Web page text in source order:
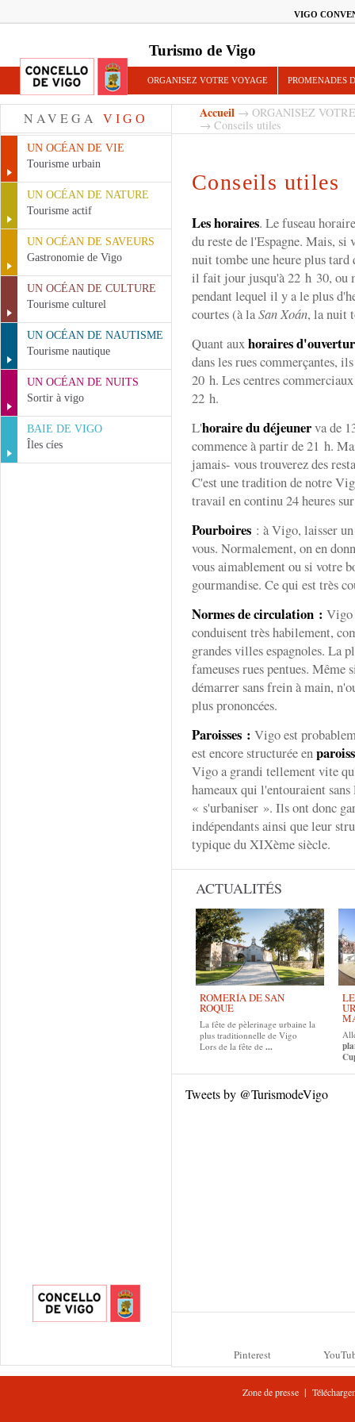
VIGO
Turismo de Vigo
ORGANISEZ VOTRE VOYAGE PROMENADES
NAVEGA VIGO
UN OCÉAN DE VIE
Tourisme urbain
UN OCÉAN DE NATURE
Tourisme actif
UN OCÉAN DE SAVEURS
Gastronomie de Vigo
UN OCÉAN DE CULTURE
Tourisme culturel
UN OCÉAN DE NAUTISME
Tourisme nautique
UN OCÉAN DE NUITS
Sortir à vigo
BAIE DE VIGO
Îles cíes
Accueil → ORGANISEZ
→ Conseils utiles
Conseils utiles
Les horaires. Le fuseau
du reste de l'Espagne. Mais, si
nuit tombe une heure plus tard
il fait jour jusqu'à 22 h 30, ou
pendant lequel il y a le plus
courtes (à laSan Xoán, la nuit
Quant auxhoraires
dans les rues commerçantes,
20 h. Les centres
22 h.
L'horaire du déjeunerva de
commence à partir de 21 h.
jamais- vous trouverez des
C'est une tradition de notre
travail en continu 24 heures
Pourboires : à Vigo, laisser
vous. Normalement, on en
vous aimablement ou si votre
gourmandise. Ce qui est très
Normes de circulation : Vigo
conduisent très habilement,
grandes villes espagnoles. La
fameuses rues pentues. Même
démarrer sans frein à main,
plus prononcées.
Paroisses : Vigo est
est encore structurée en
Vigo a grandi tellement vite
hameaux qui l'entouraient
« s'urbaniser ». Ils ont donc
indépendants ainsi que leur
typique du XIXème siècle.
ACTUALITÉS
ROMERÍA DE SAN
ROQUE
La fête de pèlerinage urbaine la
plus traditionnelle de Vigo
Lors de la fête de ...
Tweets by @TurismodeVigo
Pinterest
Zone de presse |